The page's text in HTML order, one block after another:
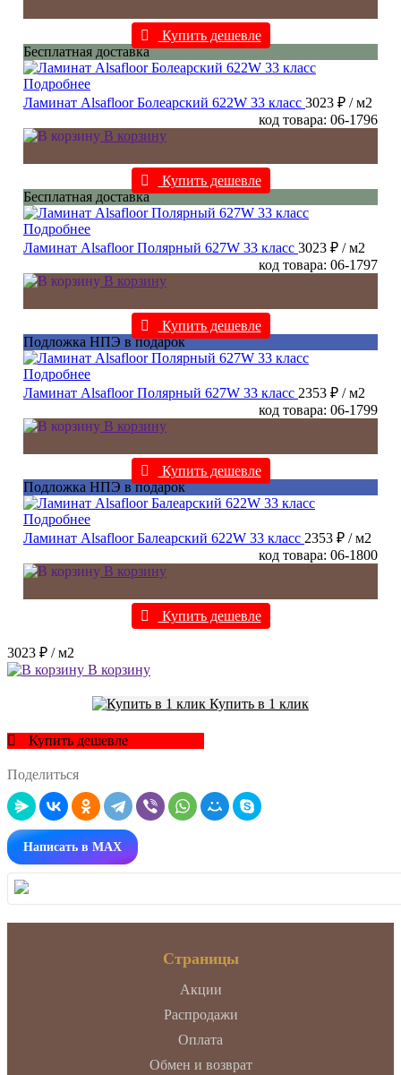
Купить дешевле
Бесплатная доставка
Подробнее
Ламинат Alsafloor Болеарский 622W 33 класс 3023 ₽ / м2
код товара: 06-1796
В корзину
Купить дешевле
Бесплатная доставка
Подробнее
Ламинат Alsafloor Полярный 627W 33 класс 3023 ₽ / м2
код товара: 06-1797
В корзину
Купить дешевле
Подложка НПЭ в подарок
Подробнее
Ламинат Alsafloor Полярный 627W 33 класс 2353 ₽ / м2
код товара: 06-1799
В корзину
Купить дешевле
Подложка НПЭ в подарок
Подробнее
Ламинат Alsafloor Балеарский 622W 33 класс 2353 ₽ / м2
код товара: 06-1800
В корзину
Купить дешевле
3023 ₽ / м2
В корзину
Купить в 1 клик
Купить дешевле
Поделиться
Написать в MAX
Страницы
Акции
Распродажи
Оплата
Обмен и возврат